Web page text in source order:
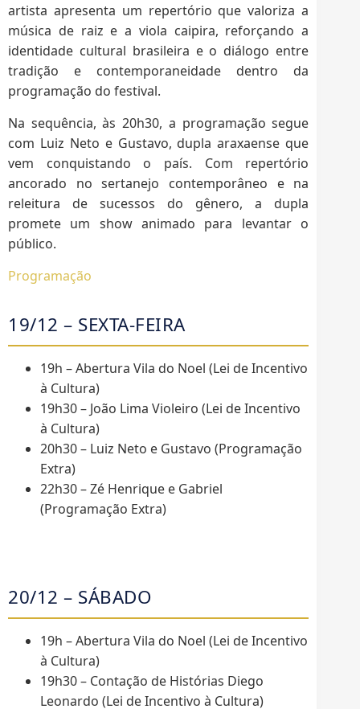
artista apresenta um repertório que valoriza a
música de raiz e a viola caipira, reforçando a
identidade cultural brasileira e o diálogo entre
tradição e contemporaneidade dentro da
programação do festival.
Na sequência, às 20h30, a programação segue
com Luiz Neto e Gustavo, dupla araxaense que
vem conquistando o país. Com repertório
ancorado no sertanejo contemporâneo e na
releitura de sucessos do gênero, a dupla
promete um show animado para levantar o
público.
Programação
19/12 – SEXTA-FEIRA
19h – Abertura Vila do Noel (Lei de Incentivo
à Cultura)
19h30 – João Lima Violeiro (Lei de Incentivo
à Cultura)
20h30 – Luiz Neto e Gustavo (Programação
Extra)
22h30 – Zé Henrique e Gabriel
(Programação Extra)
20/12 – SÁBADO
19h – Abertura Vila do Noel (Lei de Incentivo
à Cultura)
19h30 – Contação de Histórias Diego
Leonardo (Lei de Incentivo à Cultura)